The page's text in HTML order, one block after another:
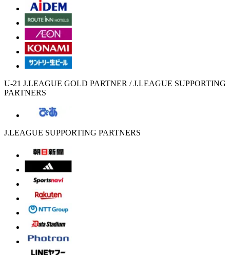
U-21 J.LEAGUE GOLD PARTNER / J.LEAGUE SUPPORTING
PARTNERS
J.LEAGUE SUPPORTING PARTNERS